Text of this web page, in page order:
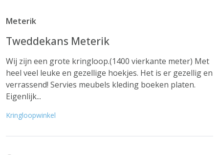
Meterik
Tweddekans Meterik
Wij zijn een grote kringloop.(1400 vierkante meter) Met
heel veel leuke en gezellige hoekjes. Het is er gezellig en
verrassend! Servies meubels kleding boeken platen.
Eigenlijk...
Kringloopwinkel